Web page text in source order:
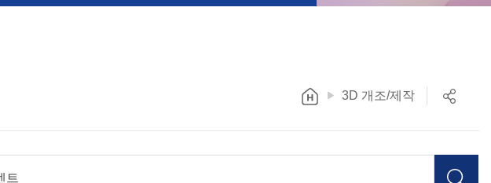
3D 개조/제작